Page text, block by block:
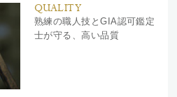
QUALITY
熟練の職人技とGIA認可鑑定
士が守る、高い品質